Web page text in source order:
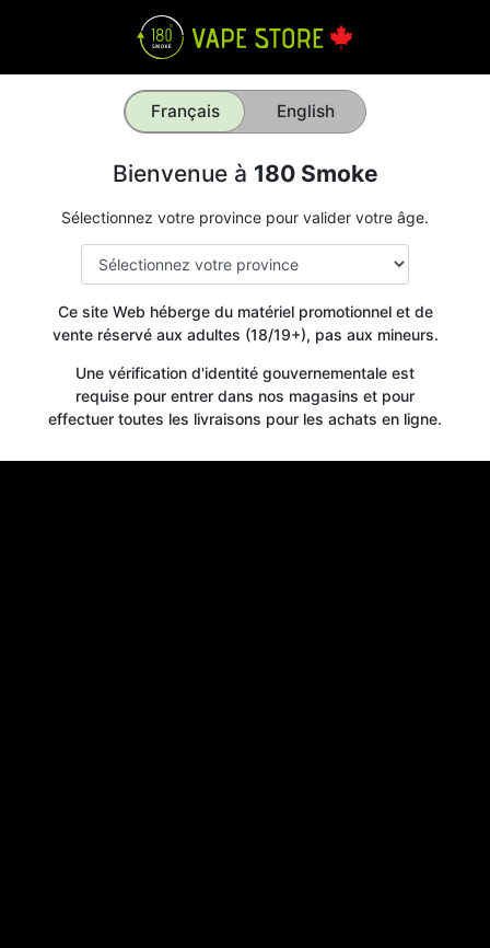
Français English
Bienvenue à 180 Smoke
Sélectionnez votre province pour valider votre âge.
Ce site Web héberge du matériel promotionnel et de
vente réservé aux adultes (18/19+), pas aux mineurs.
Une vérification d'identité gouvernementale est
requise pour entrer dans nos magasins et pour
effectuer toutes les livraisons pour les achats en ligne.